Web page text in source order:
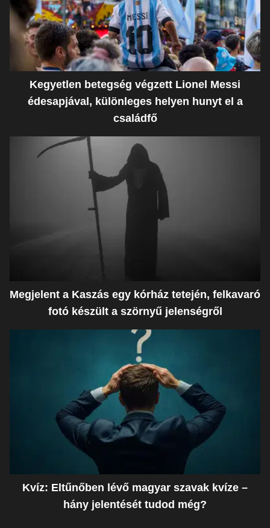
Kegyetlen betegség végzett Lionel Messi
édesapjával, különleges helyen hunyt el a
családfő
Megjelent a Kaszás egy kórház tetején, felkavaró
fotó készült a szörnyű jelenségről
Kvíz: Eltűnőben lévő magyar szavak kvíze –
hány jelentését tudod még?